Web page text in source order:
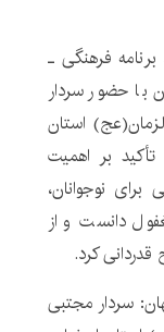
فرهنگی ـ
با حضور سردار
استان
بر اهمیت
نوجوانان،
دانست و از
کرد.
سردار مجتبی